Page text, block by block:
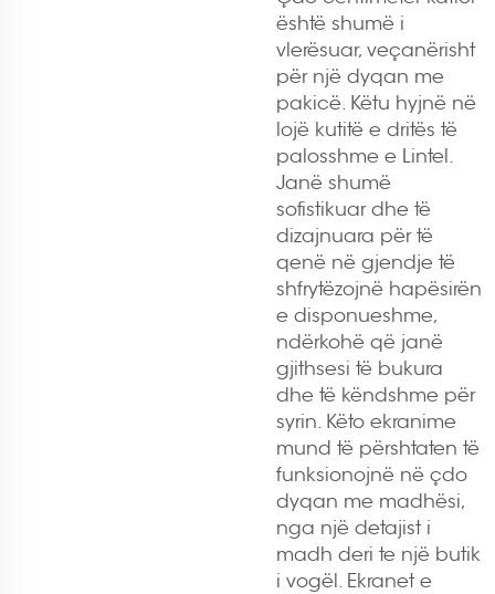
është shumë i
vlerësuar, veçanërisht
për një dyqan me
pakicë. Këtu hyjnë në
lojë kutitë e dritës të
palosshme e Lintel.
Janë shumë
sofistikuar dhe të
dizajnuara për të
qenë në gjendje të
shfrytëzojnë hapësirën
e disponueshme,
ndërkohë që janë
gjithsesi të bukura
dhe të këndshme për
syrin. Këto ekranime
mund të përshtaten të
funksionojnë në çdo
dyqan me madhësi,
nga një detajist i
madh deri te një butik
i vogël. Ekranet e